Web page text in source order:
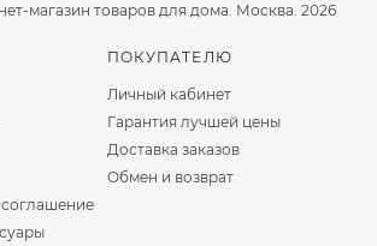
ПОКУПАТЕЛЮ
Личный кабинет
Гарантия лучшей цены
Доставка заказов
Обмен и возврат
магазин товаров для дома. Москва. 2026